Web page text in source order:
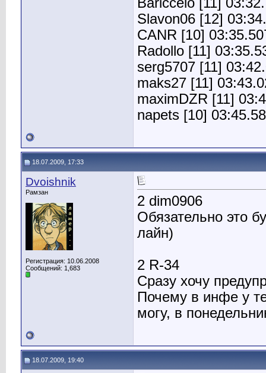
Bariccelo [11]
Slavon06 [12]
CANR [10]
Radollo [11]
serg5707 [11]
maks27 [11]
maximDZR [11]
napets [10]
18.07.2009, 17:33
Dvoishnik
Рамзан
Регистрация: 10.06.2008
Сообщений: 1,683
2 dim0906
Обязательно это
лайн)
2 R-34
Сразу хочу
Почему в инфе у
могу, в
18.07.2009, 19:40